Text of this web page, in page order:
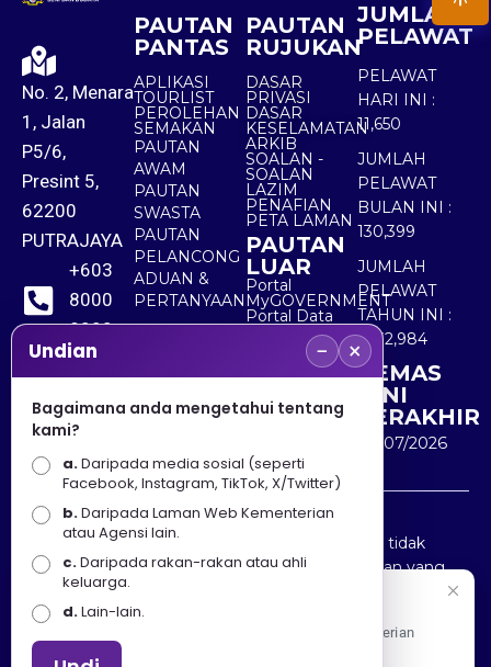
No. 2, Menara
1, Jalan
P5/6,
Presint 5,
62200
PUTRAJAYA
+603
8000
8000
+603
8891
7100
PAUTAN
PANTAS
APLIKASI
TOURLIST
PEROLEHAN
SEMAKAN
PAUTAN
AWAM
PAUTAN
SWASTA
PAUTAN
PELANCONG
ADUAN &
PERTANYAAN
PAUTAN
RUJUKAN
DASAR
PRIVASI
DASAR
KESELAMATAN
ARKIB
SOALAN -
SOALAN
LAZIM
PENAFIAN
PETA LAMAN
PAUTAN
LUAR
Portal
MyGOVERNMENT
Portal Data
Terbuka
Sektor Awam
JUMLAH
PELAWAT
PELAWAT
HARI INI :
11,650
JUMLAH
PELAWAT
BULAN INI :
130,399
JUMLAH
PELAWAT
TAHUN INI :
5,532,984
KEMAS
KINI
TERAKHIR
30/07/2026
Penafian : Kerajaan Malaysia dan Kementerian
Pelancongan Seni dan Budaya (MOTAC) adalah tidak
bertanggungjawab atas kehilangan atau kerugian yang
disebabkan oleh penggunaan mana-mana maklumat
yang diperolehi dari portal ini.
Undian − ×
Bagaimana anda mengetahui tentang
kami?
a.Daripada media sosial (seperti
Facebook, Instagram, TikTok, X/Twitter)
b.Daripada Laman Web Kementerian
atau Agensi lain.
c.Daripada rakan-rakan atau ahli
keluarga.
d.Lain-lain.
Apa Khabar! Selamat datang ke Portal Rasmi Kementerian
Pelancongan, Seni dan Budaya